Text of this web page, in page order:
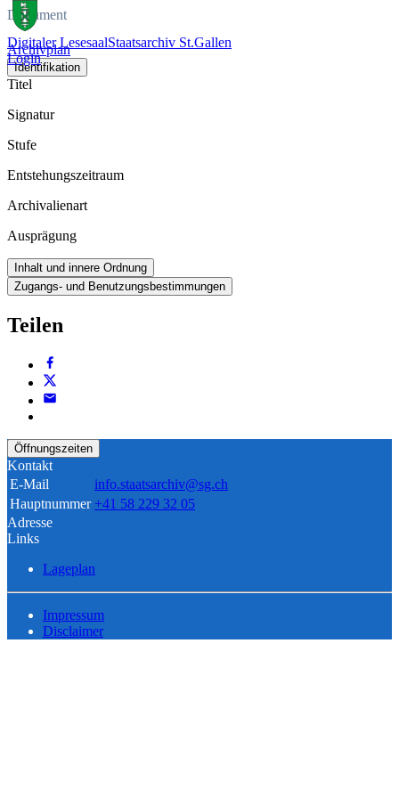
Digitaler LesesaalStaatsarchiv St.Gallen
Login
Dokument
Archivplan
Identifikation
Titel
Signatur
Stufe
Entstehungszeitraum
Archivalienart
Ausprägung
Inhalt und innere Ordnung
Zugangs- und Benutzungsbestimmungen
Teilen
Öffnungszeiten
Kontakt
E-Mail
info.staatsarchiv@sg.ch
Hauptnummer +41 58 229 32 05
Adresse
Links
Lageplan
Impressum
Disclaimer